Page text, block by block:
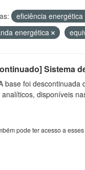
eficiência energética
energética
Sistema
base foi descontinuada
disponíveis
pode ter acesso a